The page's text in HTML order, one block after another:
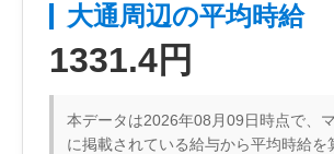
大通周辺の平均時給
1331.4円
本データは2026年08月09日時点で、
に掲載されている給与から平均時給を